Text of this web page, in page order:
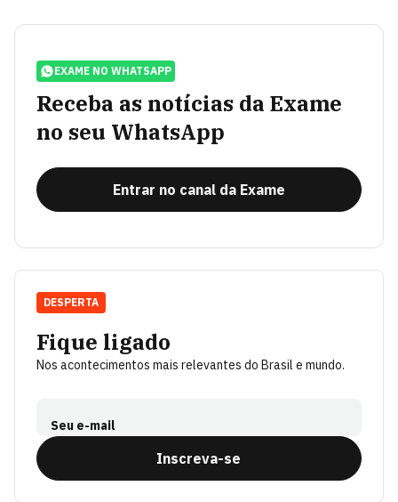
EXAME NO WHATSAPP
Receba as notícias da Exame
no seu WhatsApp
Entrar no canal da Exame
Fique ligado
Nos acontecimentos mais relevantes do Brasil e mundo.
Seu e-mail
Inscreva-se
DESPERTA